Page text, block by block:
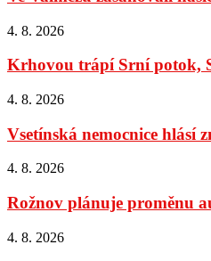
4. 8. 2026
Krhovou trápí Srní potok,
4. 8. 2026
Vsetínská nemocnice hlásí
4. 8. 2026
Rožnov plánuje proměnu
4. 8. 2026